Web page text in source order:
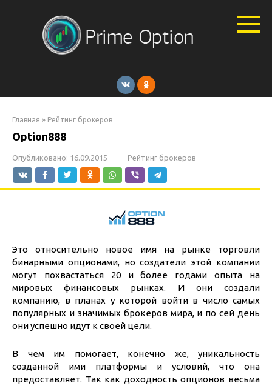
Главная » Рейтинг брокеров
Option888
Опубликовано: 16.09.2015 Рейтинг брокеров
Это относительно новое имя на рынке торговли
бинарными опционами, но создатели этой компании
могут похвастаться 20 и более годами опыта на
мировых финансовых рынках. И они создали
компанию, в планах у которой войти в число самых
популярных и значимых брокеров мира, и по сей день
они успешно идут к своей цели.
В чем им помогает, конечно же, уникальность
созданной ими платформы и условий, что она
предоставляет. Так как доходность опционов весьма